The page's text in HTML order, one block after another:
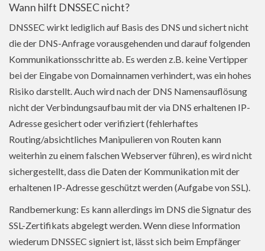
Wann hilft DNSSEC nicht?
DNSSEC wirkt lediglich auf Basis des DNS und sichert nicht
die der DNS-Anfrage vorausgehenden und darauf folgenden
Kommunikationsschritte ab. Es werden z.B. keine Vertipper
bei der Eingabe von Domainnamen verhindert, was ein hohes
Risiko darstellt. Auch wird nach der DNS Namensauflösung
nicht der Verbindungsaufbau mit der via DNS erhaltenen IP-
Adresse gesichert oder verifiziert (fehlerhaftes
Routing/absichtliches Manipulieren von Routen kann
weiterhin zu einem falschen Webserver führen), es wird nicht
sichergestellt, dass die Daten der Kommunikation mit der
erhaltenen IP-Adresse geschützt werden (Aufgabe von SSL).
Randbemerkung: Es kann allerdings im DNS die Signatur des
SSL-Zertifikats abgelegt werden. Wenn diese Information
wiederum DNSSEC signiert ist, lässt sich beim Empfänger